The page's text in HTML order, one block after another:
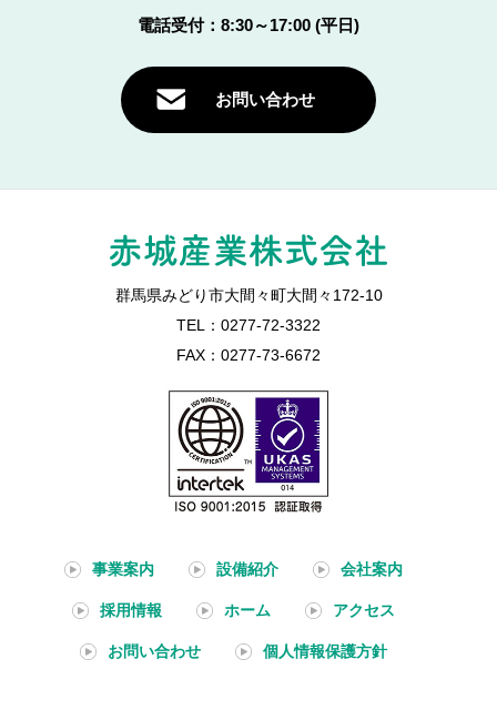
電話受付：8:30～17:00 (平日)
お問い合わせ
群馬県みどり市大間々町大間々172-10
TEL：0277-72-3322
FAX：0277-73-6672
事業案内 設備紹介 会社案内
採用情報 ホーム アクセス
お問い合わせ 個人情報保護方針